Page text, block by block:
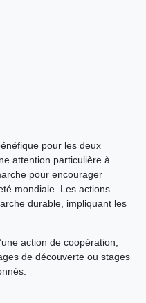
pour les deux
attention particulière à
pour encourager
mondiale. Les actions
durable, impliquant les
action de coopération,
de découverte ou stages